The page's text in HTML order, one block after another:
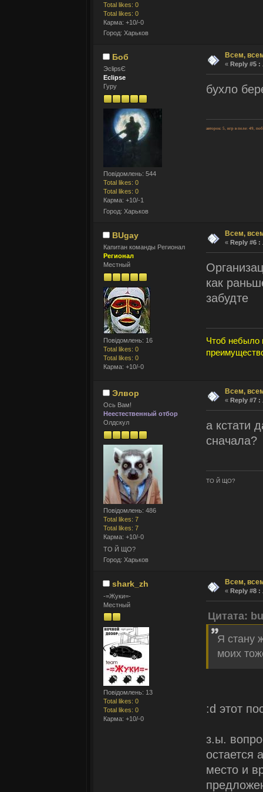
Total likes: 0
Total likes: 0
Карма: +10/-0
Город: Харьков
Боб
ЭclipsЄ
Eclipse
Гуру
Повідомлень: 544
Total likes: 0
Total likes: 0
Карма: +10/-1
Город: Харьков
Всем,
« Reply #5 :
бухло
авторок: 5, игр в поле: 49,
BUgay
Капитан команды Регионал
Регионал
Местный
Повідомлень: 16
Total likes: 0
Total likes: 0
Карма: +10/-0
Всем,
« Reply #6 :
как
забудте
Чтоб небыло
Элвор
Ось Вам!
Неестественный отбор
Олдскул
Повідомлень: 486
Total likes: 7
Total likes: 7
Карма: +10/-0
ТО Й ЩО?
Город: Харьков
Всем,
« Reply #7 :
а кстати
сначала?
ТО Й ЩО?
shark_zh
-=Жуки=-
Местный
Повідомлень: 13
Total likes: 0
Total likes: 0
Карма: +10/-0
Всем,
« Reply #8 :
Цитата:
Я стану
моих
:d этот
з.ы.
остается
место и